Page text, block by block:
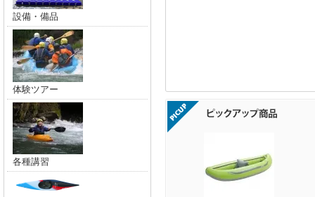
設備・備品
体験ツアー
各種講習